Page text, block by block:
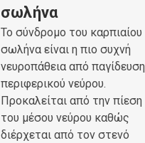
σωλήνα
Το σύνδρομο του καρπιαίου
σωλήνα είναι η πιο συχνή
νευροπάθεια από παγίδευση
περιφερικού νεύρου.
Προκαλείται από την πίεση
του μέσου νεύρου καθώς
διέρχεται από τον στενό